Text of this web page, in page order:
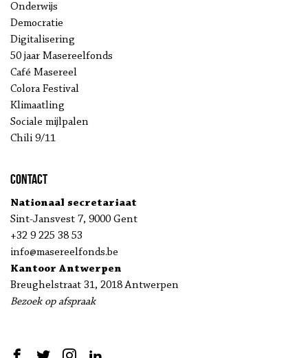
Onderwijs
Democratie
Digitalisering
50 jaar Masereelfonds
Café Masereel
Colora Festival
Klimaatling
Sociale mijlpalen
Chili 9/11
Contact
Nationaal secretariaat
Sint-Jansvest 7, 9000 Gent
+32 9 225 38 53
info@masereelfonds.be
Kantoor Antwerpen
Breughelstraat 31, 2018 Antwerpen
Bezoek op afspraak